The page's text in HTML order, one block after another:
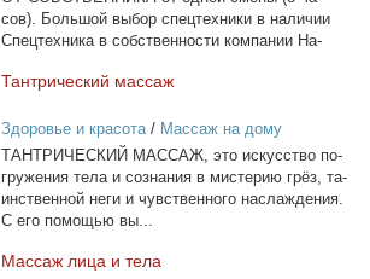
сов). Боль­шой вы­бор спец­тех­ни­ки в на­ли­чии
Спец­тех­ни­ка в соб­ствен­но­сти ком­па­нии На­
Тан­три­че­ский мас­саж
Здоровье и красота/ Массаж на дому
ТАНТРИЧЕСКИЙ МАССАЖ, это ис­кус­ство по­
гру­же­ния те­ла и со­зна­ния в ми­сте­рию грёз, та­
ин­ствен­ной неги и чув­ствен­но­го на­сла­жде­ния.
С его по­мо­щью вы...
Мас­саж ли­ца и те­ла